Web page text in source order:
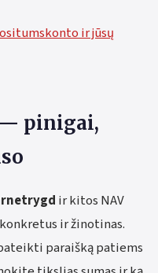
ir jūsų
— pinigai,
ir kitos NAV
ir žinotinas.
paraišką patiems